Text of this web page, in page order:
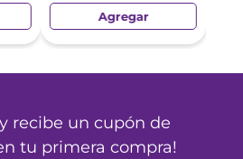
Agregar
recibe un cupón de
tu primera compra!